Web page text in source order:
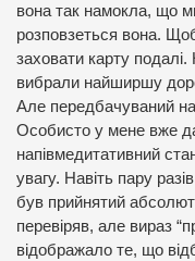
вона так намокла, що
розповзеться вона.
заховати карту
вибрали найширшу
Але передбачуваний
Особисто у мене вже
напівмедитативний
увагу. Навіть пару
був прийнятий
перевіряв, але вираз
відображало те, що